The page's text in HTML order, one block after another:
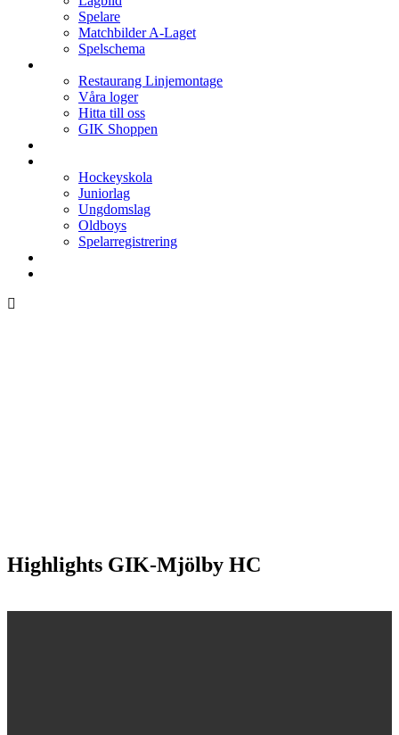
Spelare
Matchbilder A-Laget
Spelschema
Restaurang Linjemontage
Våra loger
Hitta till oss
GIK Shoppen
Hockeyskola
Juniorlag
Ungdomslag
Oldboys
Spelarregistrering
Highlights GIK-Mjölby HC